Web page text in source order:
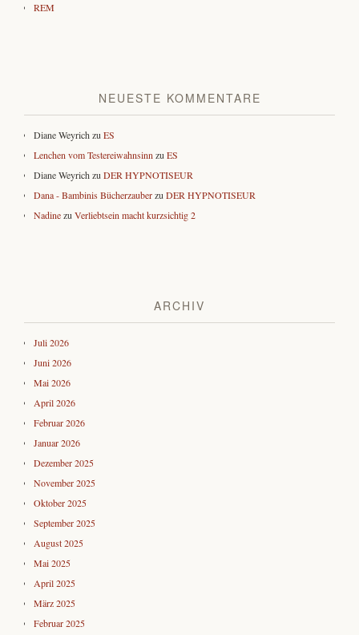
REM
NEUESTE KOMMENTARE
Diane Weyrich zu ES
Lenchen vom Testereiwahnsinn zu ES
Diane Weyrich zu DER HYPNOTISEUR
Dana - Bambinis Bücherzauberzu DER HYPNOTISEUR
Nadinezu Verliebtsein macht kurzsichtig 2
ARCHIV
Juli 2026
Juni 2026
Mai 2026
April 2026
Februar 2026
Januar 2026
Dezember 2025
November 2025
Oktober 2025
September 2025
August 2025
Mai 2025
April 2025
März 2025
Februar 2025